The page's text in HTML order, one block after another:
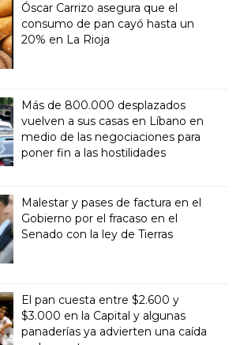
Óscar Carrizo asegura que el
consumo de pan cayó hasta un
20% en La Rioja
Más de 800.000 desplazados
vuelven a sus casas en Líbano en
medio de las negociaciones para
poner fin a las hostilidades
Malestar y pases de factura en el
Gobierno por el fracaso en el
Senado con la ley de Tierras
El pan cuesta entre $2.600 y
$3.000 en la Capital y algunas
panaderías ya advierten una caída